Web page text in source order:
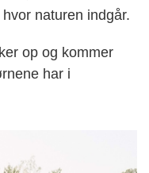
naturen indgår.
op og kommer
har i